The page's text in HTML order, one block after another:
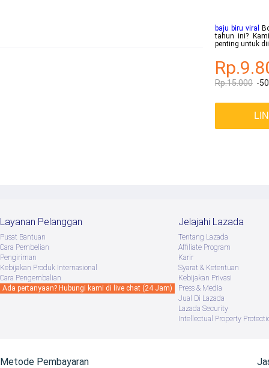
baju biru viral
tahun ini?
penting untuk
Rp.15.000 -
Layanan Pelanggan
Pusat Bantuan
Cara Pembelian
Pengiriman
Kebijakan Produk Internasional
Cara Pengembalian
Ada pertanyaan? Hubungi kami di live chat (24 Jam)
Jelajahi Lazada
Tentang Lazada
Afﬁliate Program
Karir
Syarat & Ketentuan
Kebijakan Privasi
Press & Media
Jual Di Lazada
Lazada Security
Intellectual Property
Metode Pembayaran